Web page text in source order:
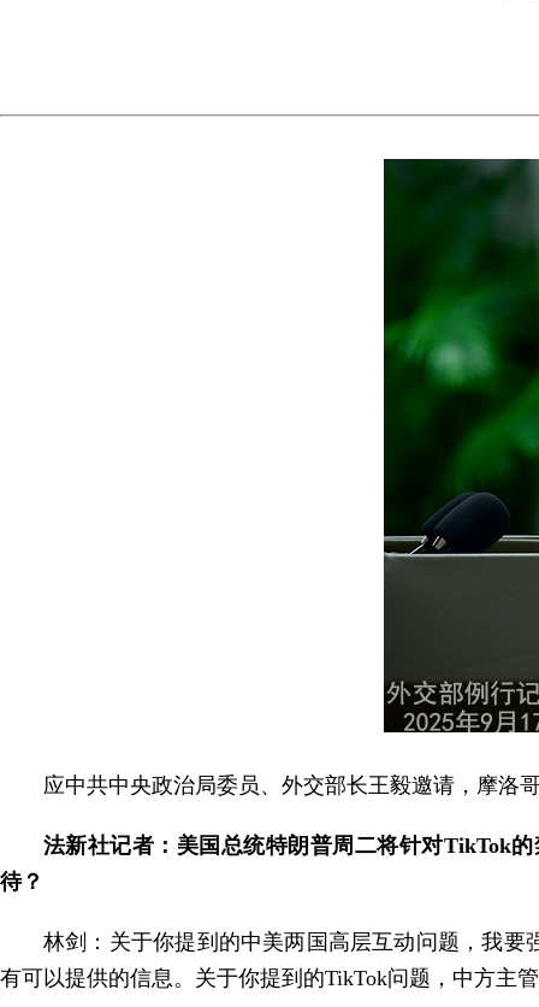
应中共中央政治局委员、外交部长王毅邀请，摩洛
法新社记者：美国总统特朗普周二将针对TikTok
待？
林剑：关于你提到的中美两国高层互动问题，我
有可以提供的信息。关于你提到的TikTok问题，中方主